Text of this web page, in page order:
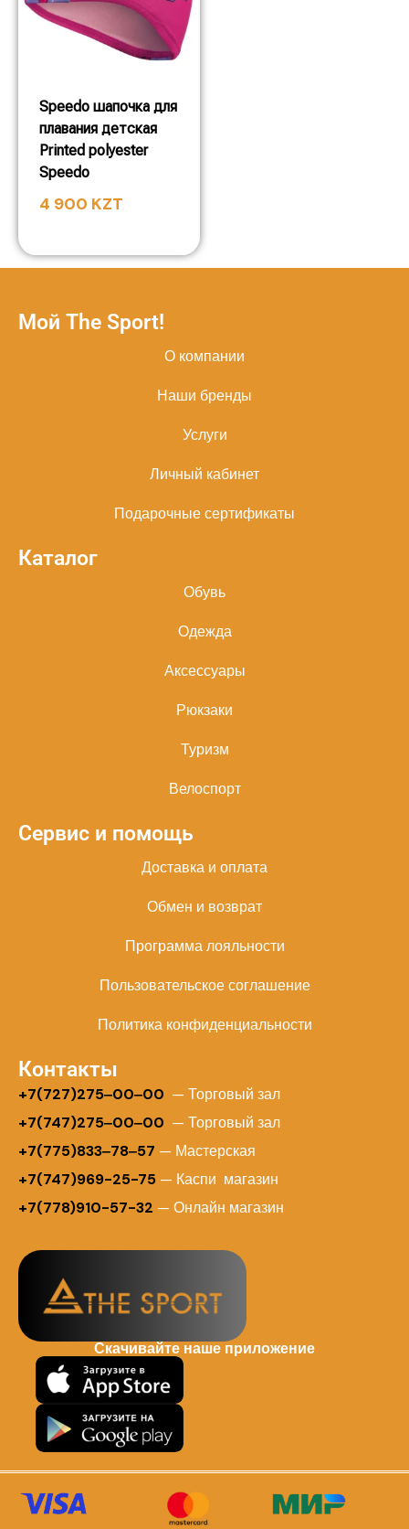
Speedo шапочка для
плавания детская
Printed polyester
Speedo
4 900 KZT
Мой The Sport!
О компании
Наши бренды
Услуги
Личный кабинет
Подарочные сертификаты
Каталог
Обувь
Одежда
Аксессуары
Рюкзаки
Туризм
Велоспорт
Сервис и помощь
Доставка и оплата
Обмен и возврат
Программа лояльности
Пользовательское соглашение
Политика конфиденциальности
Контакты
+7(727)275‒00‒00 — Торговый зал
+7(747)275‒00‒00 — Торговый зал
+7(775)833‒78‒57 — Мастерская
+7(747)969-25-75 — Каспи магазин
+7(778)910-57-32 — Онлайн магазин
Скачивайте наше приложение